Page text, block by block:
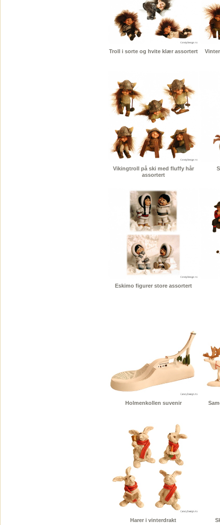
Troll i sorte og hvite klær assortert
Vikingtroll på ski med fluffy hår
assortert
Eskimo figurer store assortert
Holmenkollen suvenir
Harer i vinterdrakt